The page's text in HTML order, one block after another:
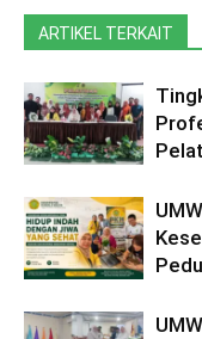
ARTIKEL TERKAIT